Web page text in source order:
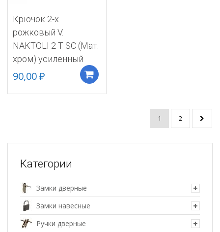
Крючок 2-х
рожковый V.
NAKTOLI 2 T SC (Мат.
хром) усиленный
90,00₽
1 2
Категории
Замки дверные
Замки навесные
Ручки дверные